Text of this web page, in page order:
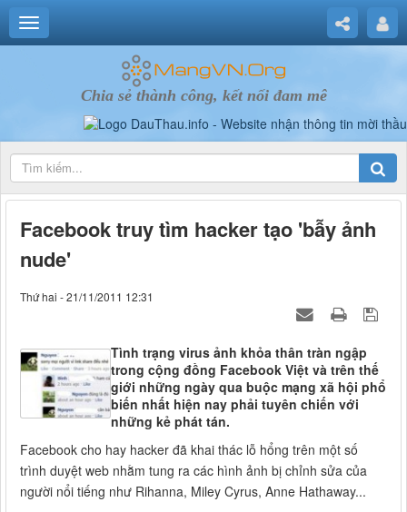
Chia sẻ thành công, kết nối đam mê
Facebook truy tìm hacker tạo 'bẫy ảnh
nude'
Thứ hai - 21/11/2011 12:31
Tình trạng virus ảnh khỏa thân tràn ngập
trong cộng đồng Facebook Việt và trên thế
giới những ngày qua buộc mạng xã hội phổ
biến nhất hiện nay phải tuyên chiến với
những kẻ phát tán.
Facebook cho hay hacker đã khai thác lỗ hổng trên một số
trình duyệt web nhằm tung ra các hình ảnh bị chỉnh sửa của
người nổi tiếng như Rihanna, Miley Cyrus, Anne Hathaway...